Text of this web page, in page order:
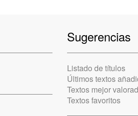
Sugerencias
Listado de títulos
Últimos textos
Textos mejor
Textos favoritos